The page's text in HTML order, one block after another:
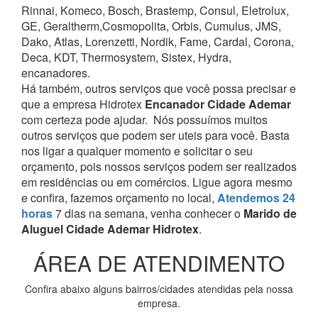
Rinnai, Komeco, Bosch, Brastemp, Consul, Eletrolux,
GE, Geraltherm,Cosmopolita, Orbis, Cumulus, JMS,
Dako, Atlas, Lorenzetti, Nordik, Fame, Cardal, Corona,
Deca, KDT, Thermosystem, Sistex, Hydra,
encanadores.
Há também, outros serviços que você possa precisar e
que a empresa Hidrotex Encanador Cidade Ademar
com certeza pode ajudar. Nós possuímos muitos
outros serviços que podem ser uteis para você. Basta
nos ligar a qualquer momento e solicitar o seu
orçamento, pois nossos serviços podem ser realizados
em residências ou em comércios. Ligue agora mesmo
e confira, fazemos orçamento no local, Atendemos 24
horas7 dias na semana, venha conhecer o Marido de
Aluguel Cidade Ademar Hidrotex.
ÁREA DE ATENDIMENTO
Confira abaixo alguns bairros/cidades atendidas pela nossa
empresa.